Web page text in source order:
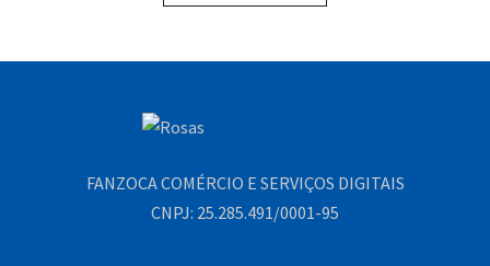
FANZOCA COMÉRCIO E SERVIÇOS DIGITAIS
CNPJ: 25.285.491/0001-95